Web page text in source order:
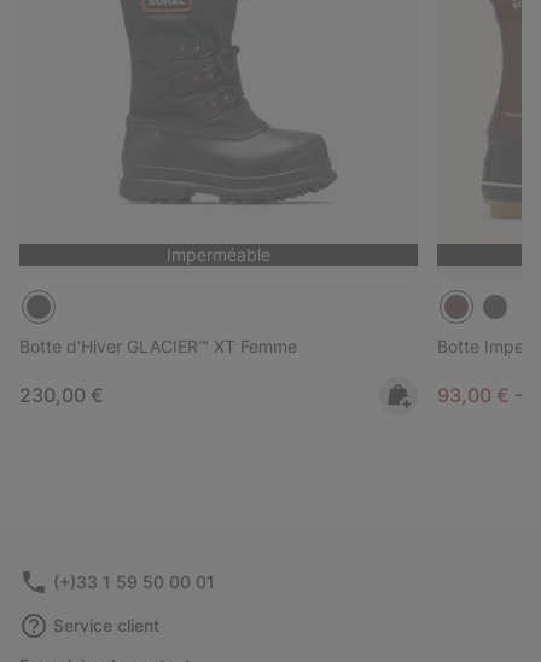
Imperméable
Botte d’Hiver GLACIER™ XT Femme
Regular price:
230,00 €
Botte
Minimum
93,00 € -
(+)33 1 59 50 00 01
Service client